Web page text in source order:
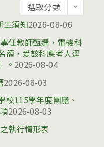
告
選取分類
生須知2026-08-06
任教師甄選，電機科
額，爰該科應考人逕
。 2026-08-04
2026-08-03
校115學年度團膳、
2026-08-03
執行情形表